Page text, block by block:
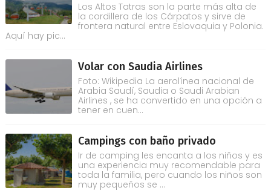
Los Altos Tatras son la parte más alta de
la cordillera de los Cárpatos y sirve de
frontera natural entre Eslovaquia y Polonia.
Aquí hay pic...
Volar con Saudia Airlines
Foto: Wikipedia La aerolínea nacional de
Arabia Saudí, Saudia o Saudi Arabian
Airlines , se ha convertido en una opción a
tener en cuen...
Campings con baño privado
Ir de camping les encanta a los niños y es
una experiencia muy recomendable para
toda la familia, pero cuando los niños son
muy pequeños se ...